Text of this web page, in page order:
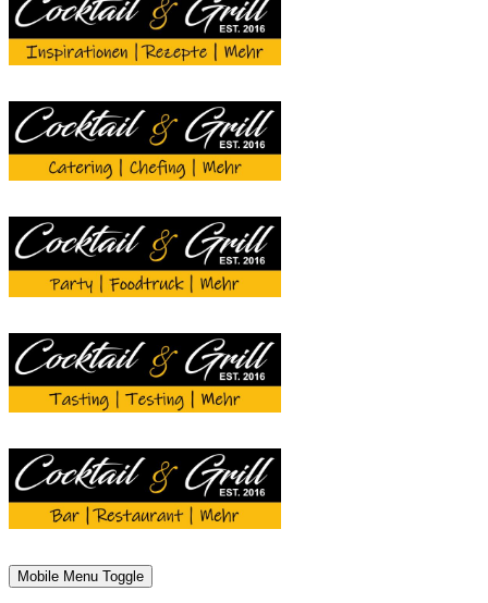
Mobile Menu Toggle